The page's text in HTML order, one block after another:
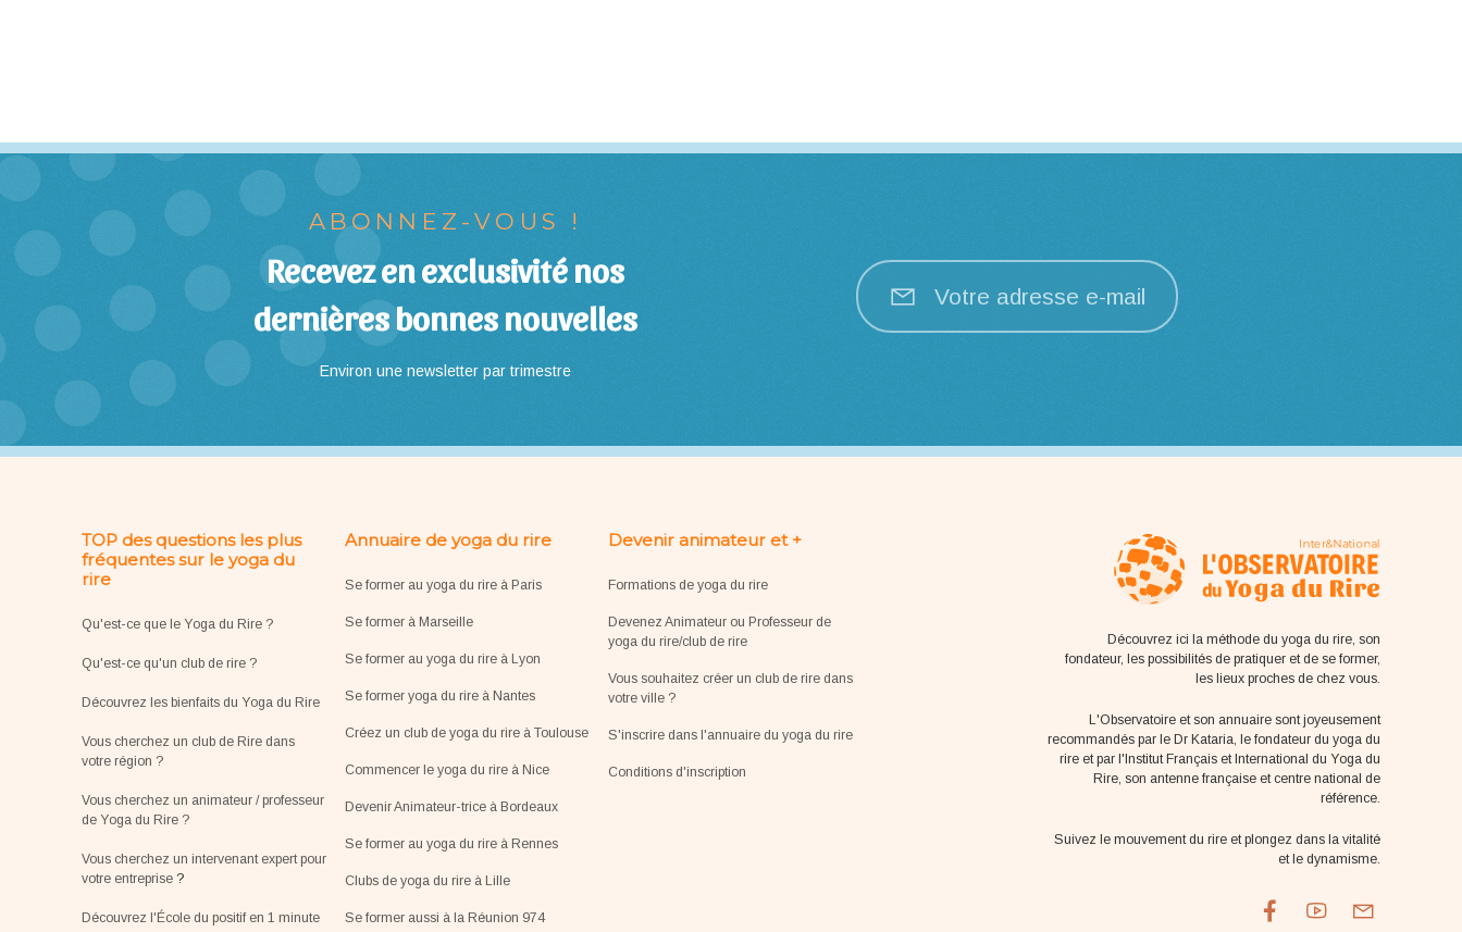
ABONNEZ-VOUS !
Recevez en exclusivité nos
dernières bonnes nouvelles
Environ une newsletter par trimestre
Votre adresse e-mail
TOP des questions les plus
fréquentes sur le yoga du
rire
Qu'est-ce que le Yoga du Rire ?
Qu'est-ce qu'un club de rire ?
Découvrez les bienfaits du Yoga du Rire
Vous cherchez un club de Rire dans
votre région ?
Vous cherchez un animateur / professeur
de Yoga du Rire ?
Vous cherchez un intervenant expert pour
votre entreprise?
Découvrez l'École du positif en 1 minute
Annuaire de yoga du rire
Se former au yoga du rire à Paris
Se former à Marseille
Se former au yoga du rire à Lyon
Se former yoga du rire à Nantes
Créez un club de yoga du rire à Toulouse
Commencer le yoga du rire à Nice
Devenir Animateur-trice à Bordeaux
Se former au yoga du rire à Rennes
Clubs de yoga du rire à Lille
Se former aussi à la Réunion 974
Devenir animateur et +
Formations de yoga du rire
Devenez Animateur ou Professeur de
yoga du rire/club de rire
Vous souhaitez créer un club de rire dans
votre ville ?
S'inscrire dans l'annuaire du yoga du rire
Conditions d'inscription
Découvrez ici la méthode du yoga du rire, son
fondateur, les possibilités de pratiquer et de se former,
les lieux proches de chez vous.
L'Observatoire et son annuaire sont joyeusement
recommandés par le Dr Kataria, le fondateur du yoga du
rire et par l'Institut Français et International du Yoga du
Rire, son antenne française et centre national de
référence.
Suivez le mouvement du rire et plongez dans la vitalité
et le dynamisme.